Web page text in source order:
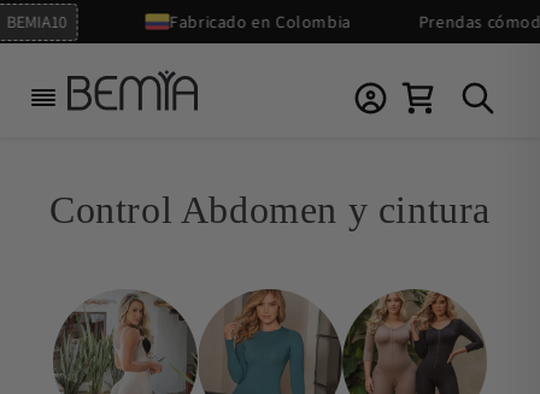
Ir
directamente
al contenido
Fabricado en Colombia Prendas
Control Abdomen y cintura